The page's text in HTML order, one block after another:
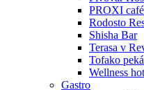
PROXI
Rodosto
Shisha Bar
Terasa v
Tofako
Wellness
Gastro